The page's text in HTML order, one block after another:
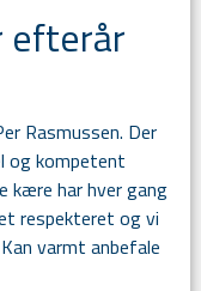
efterår
Rasmussen. Der
og kompetent
kære har hver gang
respekteret og vi
varmt anbefale